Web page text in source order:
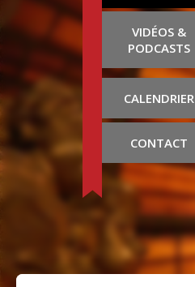
VIDÉOS &
PODCASTS
CALENDRIER
CONTACT